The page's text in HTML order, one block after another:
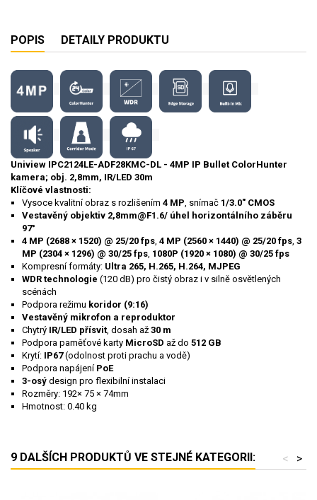
POPIS DETAILY PRODUKTU
Uniview IPC2124LE-ADF28KMC-DL - 4MP IP Bullet ColorHunter
kamera; obj. 2,8mm, IR/LED 30m
Klíčové vlastnosti:
Vysoce kvalitní obraz s rozlišením 4 MP, snímač 1/3.0" CMOS
Vestavěný objektiv 2,8mm@F1.6/ úhel horizontálního záběru
97°
4 MP (2688 × 1520) @ 25/20 fps, 4 MP (2560 × 1440) @ 25/20 fps, 3
MP (2304 × 1296) @ 30/25 fps, 1080P (1920 × 1080) @ 30/25 fps
Kompresní formáty: Ultra 265, H.265, H.264, MJPEG
WDR technologie (120 dB) pro čistý obraz i v silně osvětlených
scénách
Podpora režimu koridor (9:16)
Vestavěný mikrofon a reproduktor
Chytrý IR/LED přísvit, dosah až 30 m
Podpora paměťové karty MicroSD až do 512 GB
Krytí: IP67(odolnost proti prachu a vodě)
Podpora napájení PoE
3-osý design pro flexibilní instalaci
Rozměry: 192× 75 × 74mm
Hmotnost: 0.40 kg
9 DALŠÍCH PRODUKTŮ VE STEJNÉ KATEGORII: >
<